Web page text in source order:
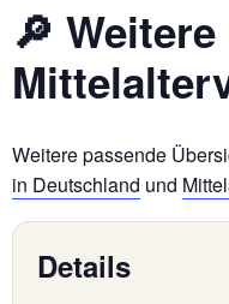
🔎 Weitere
Weitere passende
in Deutschland und
Details